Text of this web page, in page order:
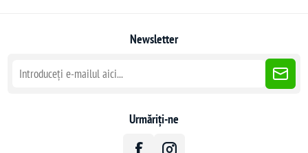
Newsletter
Urmăriți-ne